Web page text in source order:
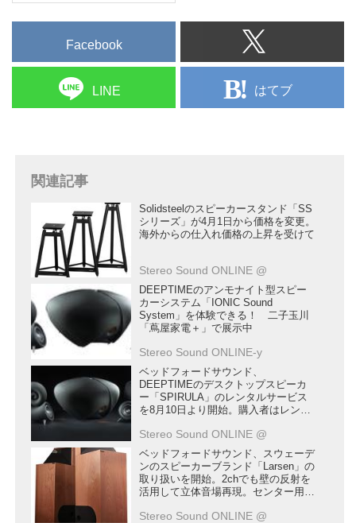
Facebook
LINE はてブ
関連記事
Solidsteelのスピーカースタンド「SS
シリーズ」が4月1日から価格を変更。
海外からの仕入れ価格の上昇を受けて
Stereo Sound ONLINE @
DEEPTIMEのアンモナイト型スピー
カーシステム「IONIC Sound
System」を体験できる！ 二子玉川
「蔦屋家電＋」で展示中
Stereo Sound ONLINE-y
ベッドフォードサウンド、
DEEPTIMEのデスクトップスピーカ
ー「SPIRULA」のレンタルサービス
を8月10日より開始。購入者はレンタ
施
Stereo Sound ONLINE @
ベッドフォードサウンド、スウェーデ
ンのスピーカーブランド「Larsen」の
取り扱いを開始。2chでも壁の反射を
活用して立体音場再現。センター用も
Stereo Sound ONLINE @